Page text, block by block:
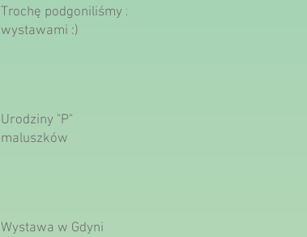
Trochę podgoniliśmy z
wystawami :)
Urodziny "P"
maluszków
Wystawa w Gdyni